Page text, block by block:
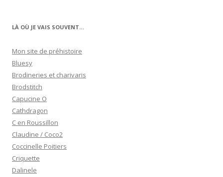
LÀ OÙ JE VAIS SOUVENT…
Mon site de préhistoire
Bluesy
Brodineries et charivaris
Brodstitch
Capucine O
Cathdragon
C en Roussillon
Claudine / Coco2
Coccinelle Poitiers
Criquette
Dalinele